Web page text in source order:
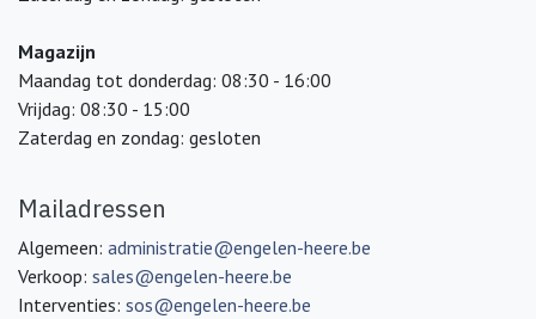
Magazijn
Maandag tot donderdag: 08:30 - 16:00
Vrijdag: 08:30 - 15:00
Zaterdag en zondag: gesloten
Mailadressen
Algemeen: administratie@engelen-heere.be
Verkoop: sales@engelen-heere.be
Interventies: sos@engelen-heere.be